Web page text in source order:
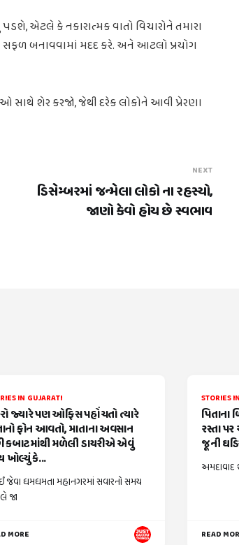
એટલે કે નકારાત્મક વાતો વિચારોને તમારા
બનાવવામાં મદદ કરે. અને આટલો પ્રયોગ
સાથે શેર કરજો, જેથી દરેક લોકોને આવી પ્રેરણા
NEXT
ડિસેમ્બરમાં જન્મેલા લોકો ના રહસ્યો,
જાણો કેવો હોય છે સ્વભાવ
IN GUJARATI
જ્યારે પણ ઓફિસ પહોંચતો ત્યારે
ફોન આવતો, માતાના અવસાન
કબાટમાંથી મળેલી ડાયરીએ એવું
ખોલ્યું કે...
જેવા ધમધમતા મહાનગરમાં સવારનો સમય
જા
MORE
STORIES
રસ્તા
જૂની
અમદાવાદ
READ